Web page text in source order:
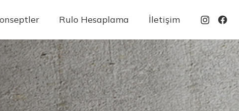
Rulo Hesaplama İletişim